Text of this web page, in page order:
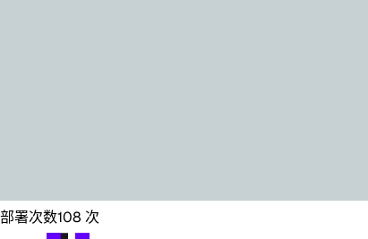
部署次数108 次